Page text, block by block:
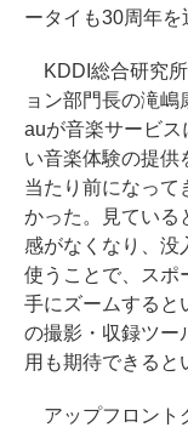
ータイも30周年を
KDDI総合研究所
ョン部門長の滝嶋
auが音楽サービス
い音楽体験の提供
当たり前になって
かった。見ている
感がなくなり、没
使うことで、スポ
手にズームすると
の撮影・収録ツー
用も期待できると
アップフロント